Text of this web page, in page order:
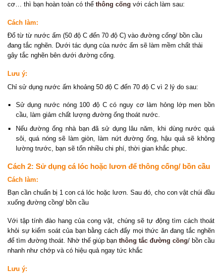
cơ… thì bạn hoàn toàn có thể thông cống với cách làm sau:
Cách làm:
Đổ từ từ nước ấm (50 độ C đến 70 độ C) vào đường cống/ bồn cầu
đang tắc nghẽn. Dưới tác dụng của nước ấm sẽ làm mềm chất thải
gây tắc nghẽn bên dưới đường cống.
Lưu ý:
Chỉ sử dụng nước ấm khoảng 50 độ C đến 70 độ C vì 2 lý do sau:
Sử dụng nước nóng 100 độ C có nguy cơ làm hỏng lớp men bồn
cầu, làm giảm chất lượng đường ống thoát nước.
Nếu đường ống nhà bạn đã sử dụng lâu năm, khi dùng nước quá
sôi, quá nóng sẽ làm giòn, làm nứt đường ống, hậu quả sẽ không
lường trước, bạn sẽ tốn nhiều chi phí, thời gian khắc phục.
Cách 2: Sử dụng cá lóc hoặc lươn để thông cống/ bồn cầu
Cách làm:
Bạn cần chuẩn bị 1 con cá lóc hoặc lươn. Sau đó, cho con vật chúi đầu
xuống đường cồng/ bồn cầu
Với tập tính đào hang của cong vật, chúng sẽ tự động tìm cách thoát
khỏi sự kiểm soát của bạn bằng cách đẩy mọi thức ăn đang tắc nghẽn
để tìm đường thoát. Nhờ thế giúp bạn thông tắc đường cồng/ bồn cầu
nhanh như chớp và có hiệu quả ngay tức khắc
Lưu ý: